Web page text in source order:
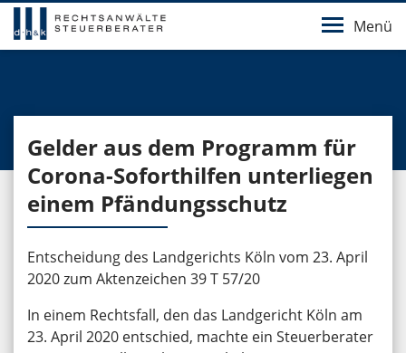
Menü
Gelder aus dem Programm für
Corona-Soforthilfen unterliegen
einem Pfändungsschutz
Entscheidung des Landgerichts Köln vom 23. April
2020 zum Aktenzeichen 39 T 57/20
In einem Rechtsfall, den das Landgericht Köln am
23. April 2020 entschied, machte ein Steuerberater